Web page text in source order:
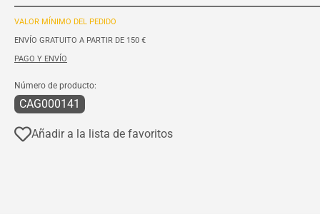
VALOR MÍNIMO DEL PEDIDO
ENVÍO GRATUITO A PARTIR DE 150 €
PAGO Y ENVÍO
Número de producto:
CAG000141
Añadir a la lista de favoritos